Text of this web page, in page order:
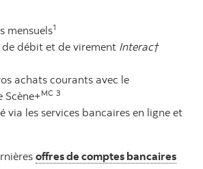
mensuels1
débit et de virement Interac†
achats courants avec le
Scène+MC 3
via les services bancaires en ligne et
offres de comptes bancaires